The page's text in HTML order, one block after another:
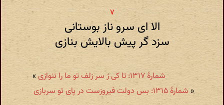
الا ای سرو ناز بوستانی
سزد گر پیش بالایش بنازی
شمارهٔ ۱۳۱۷: تا کی ز سر زلف تو ما را ننوازی
»
« شمارهٔ ۱۳۱۵: بس دولت فیروزست در پای تو سربازی